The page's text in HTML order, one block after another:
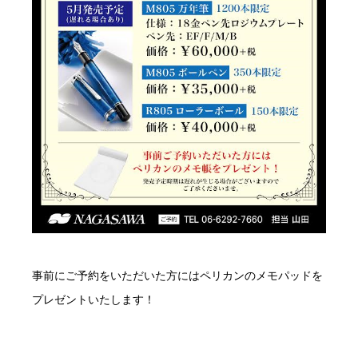
事前にご予約をいただいた方にはペリカンのメモパッドを
プレゼントいたします！